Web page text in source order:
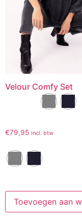
Velour Comfy Set
€79,95 incl. btw
Toevoegen aan